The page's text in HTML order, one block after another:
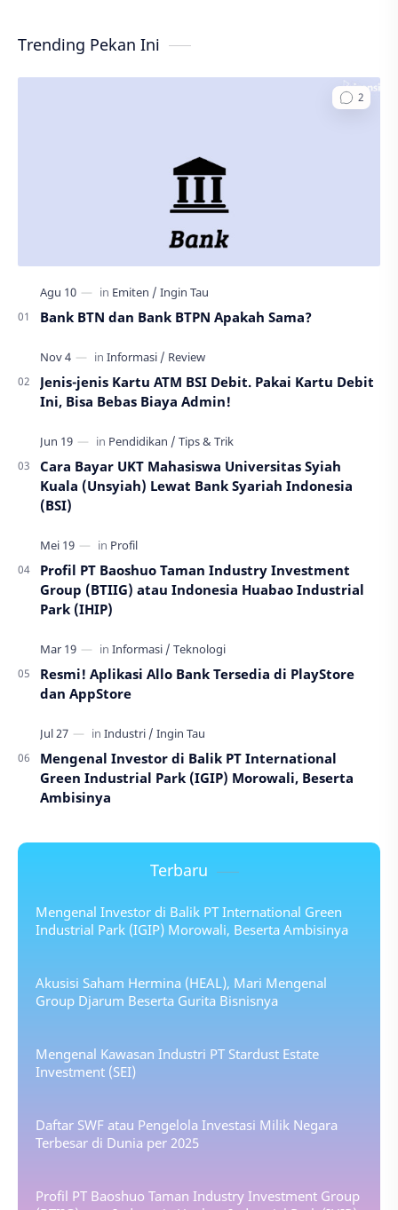
Trending Pekan Ini
Bank BTN dan Bank BTPN Apakah Sama?
Jenis-jenis Kartu ATM BSI Debit. Pakai Kartu Debit
Ini, Bisa Bebas Biaya Admin!
Cara Bayar UKT Mahasiswa Universitas Syiah
Kuala (Unsyiah) Lewat Bank Syariah Indonesia
(BSI)
Profil PT Baoshuo Taman Industry Investment
Group (BTIIG) atau Indonesia Huabao Industrial
Park (IHIP)
Resmi! Aplikasi Allo Bank Tersedia di PlayStore
dan AppStore
Mengenal Investor di Balik PT International
Green Industrial Park (IGIP) Morowali, Beserta
Ambisinya
Terbaru
Mengenal Investor di Balik PT International Green
Industrial Park (IGIP) Morowali, Beserta Ambisinya
Akusisi Saham Hermina (HEAL), Mari Mengenal
Group Djarum Beserta Gurita Bisnisnya
Mengenal Kawasan Industri PT Stardust Estate
Investment (SEI)
Daftar SWF atau Pengelola Investasi Milik Negara
Terbesar di Dunia per 2025
Profil PT Baoshuo Taman Industry Investment Group